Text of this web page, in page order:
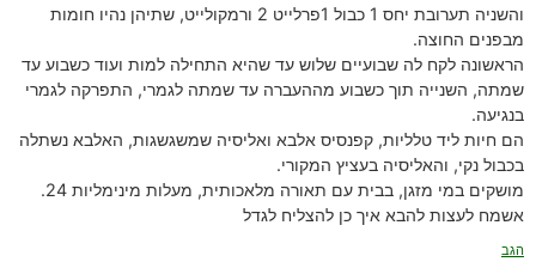
והשניה תערובת יחס 1 כבול 1פרלייט 2 ורמקולייט, שתיהן נהיו חומות
מבפנים החוצה.
הראשונה לקח לה שבועיים שלוש עד שהיא התחילה למות ועוד כשבוע עד
שמתה, השנייה תוך כשבוע מההעברה עד שמתה לגמרי, התפרקה לגמרי
בנגיעה.
הם חיות ליד טלליות, קפנסיס אלבא ואליסיה שמשגשגות, האלבא נשתלה
בכבול נקי, והאליסיה בעציץ המקורי.
מושקים במי מזגן, בבית עם תאורה מלאכותית, מעלות מינימליות 24.
אשמח לעצות להבא איך כן להצליח לגדל
הגב